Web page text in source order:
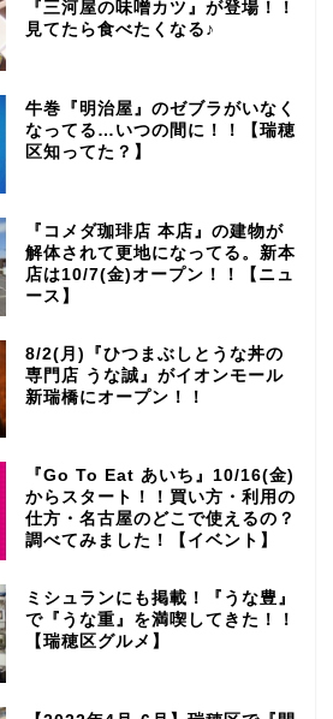
『三河屋の味噌カツ』が登場！！
見てたら食べたくなる♪
牛巻『明治屋』のゼブラがいなく
なってる…いつの間に！！【瑞穂
区知ってた？】
『コメダ珈琲店 本店』の建物が
解体されて更地になってる。新本
店は10/7(金)オープン！！【ニュ
ース】
8/2(月)『ひつまぶしとうな丼の
専門店 うな誠』がイオンモール
新瑞橋にオープン！！
『Go To Eat あいち』10/16(金)
からスタート！！買い方・利用の
仕方・名古屋のどこで使えるの？
調べてみました！【イベント】
ミシュランにも掲載！『うな豊』
で『うな重』を満喫してきた！！
【瑞穂区グルメ】